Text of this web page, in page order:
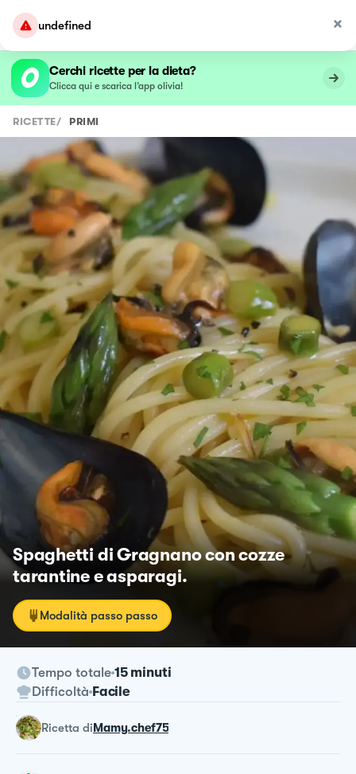
undefined
Cerchi ricette per la dieta?
Clicca qui e scarica l’app olivia!
RICETTE/ PRIMI
Spaghetti di Gragnano con cozze
tarantine e asparagi.
Modalità passo passo
Tempo totale 15 minuti
Difficoltà Facile
ricetta diMamy.chef75